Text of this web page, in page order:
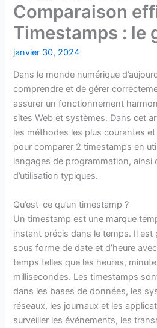
Comparaison
Timestamps : le
janvier 30, 2024
Dans le monde numérique
comprendre et de gérer
assurer un fonctionnement
sites Web et systèmes. Dans cet
les méthodes les plus courantes
pour comparer 2 timestamps en
langages de programmation, ainsi
d’utilisation typiques.
Qu’est-ce qu’un timestamp ?
Un timestamp est une marque
instant précis dans le temps. Il est
sous forme de date et d’heure
temps telles que les heures,
millisecondes. Les timestamps
dans les bases de données, les
réseaux, les journaux et les
surveiller les événements, les